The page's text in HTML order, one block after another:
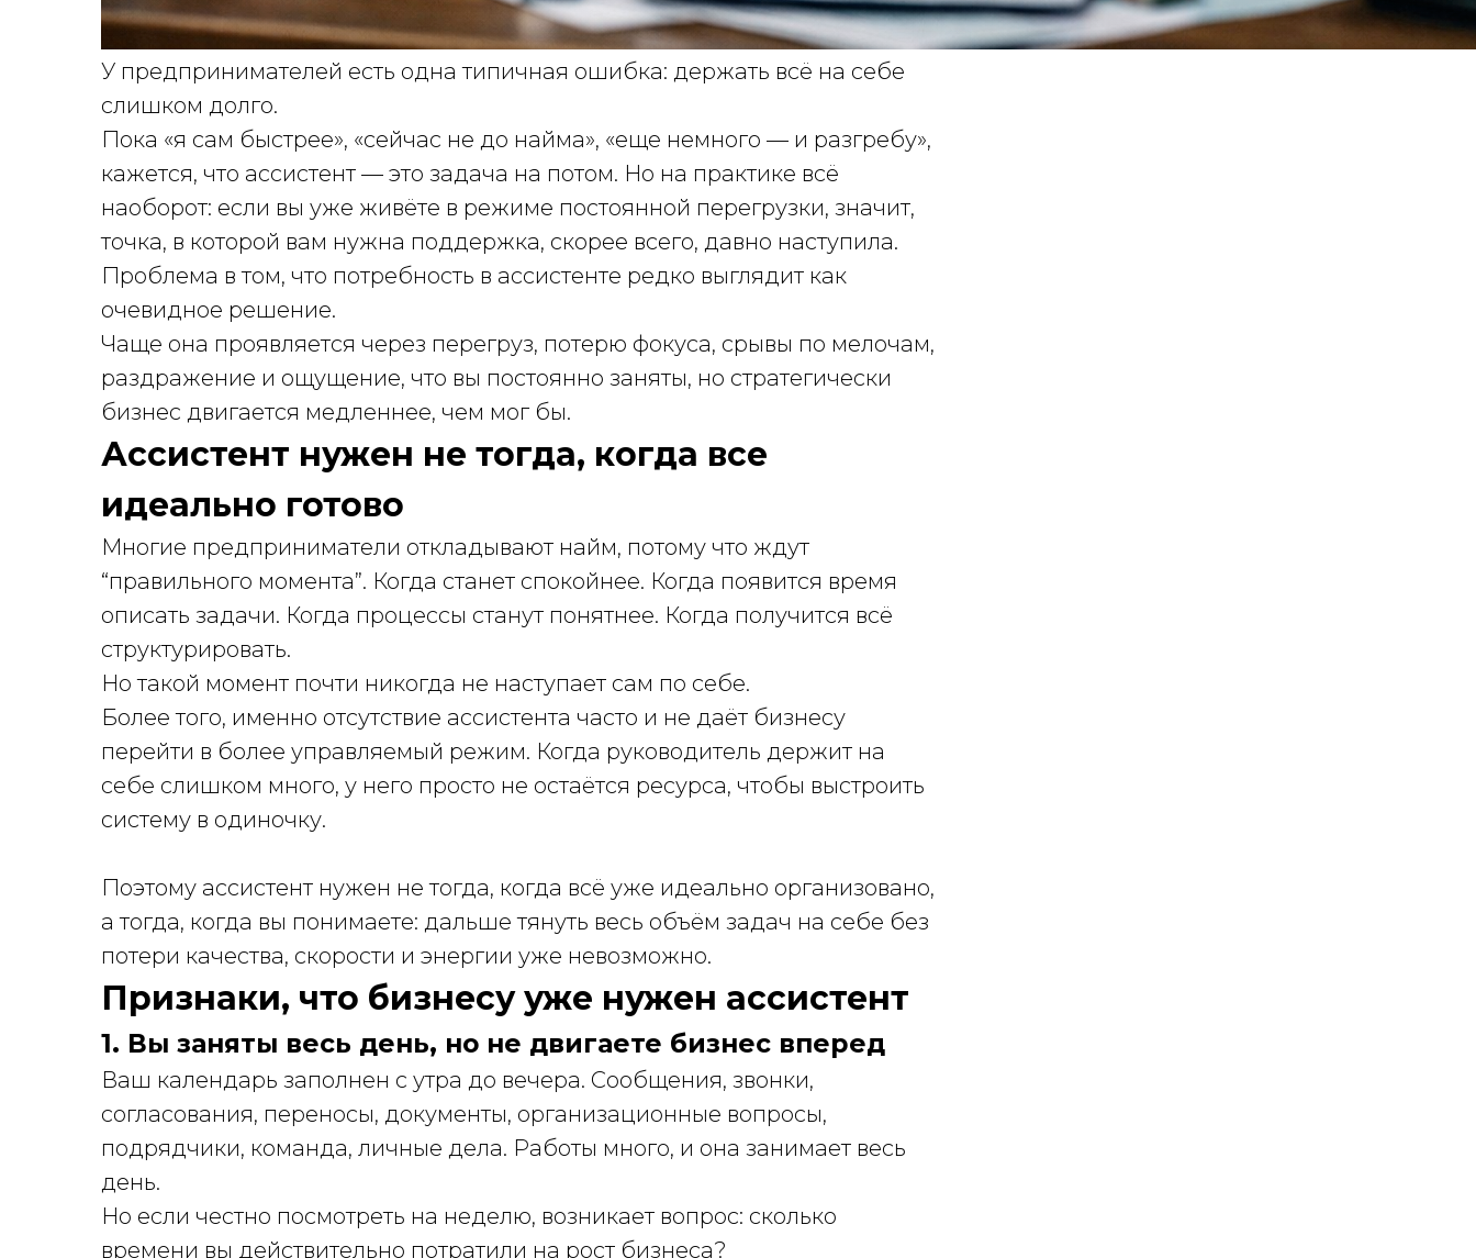
У предпринимателей есть одна типичная ошибка: держать всё на себе
слишком долго.
Пока «я сам быстрее», «сейчас не до найма», «еще немного — и разгребу»,
кажется, что ассистент — это задача на потом. Но на практике всё
наоборот: если вы уже живёте в режиме постоянной перегрузки, значит,
точка, в которой вам нужна поддержка, скорее всего, давно наступила.
Проблема в том, что потребность в ассистенте редко выглядит как
очевидное решение.
Чаще она проявляется через перегруз, потерю фокуса, срывы по мелочам,
раздражение и ощущение, что вы постоянно заняты, но стратегически
бизнес двигается медленнее, чем мог бы.
Ассистент нужен не тогда, когда все
идеально готово
Многие предприниматели откладывают найм, потому что ждут
“правильного момента”. Когда станет спокойнее. Когда появится время
описать задачи. Когда процессы станут понятнее. Когда получится всё
структурировать.
Но такой момент почти никогда не наступает сам по себе.
Более того, именно отсутствие ассистента часто и не даёт бизнесу
перейти в более управляемый режим. Когда руководитель держит на
себе слишком много, у него просто не остаётся ресурса, чтобы выстроить
систему в одиночку.
Поэтому ассистент нужен не тогда, когда всё уже идеально организовано,
а тогда, когда вы понимаете: дальше тянуть весь объём задач на себе без
потери качества, скорости и энергии уже невозможно.
Признаки, что бизнесу уже нужен ассистент
1. Вы заняты весь день, но не двигаете бизнес вперед
Ваш календарь заполнен с утра до вечера. Сообщения, звонки,
согласования, переносы, документы, организационные вопросы,
подрядчики, команда, личные дела. Работы много, и она занимает весь
день.
Но если честно посмотреть на неделю, возникает вопрос: сколько
времени вы действительно потратили на рост бизнеса?